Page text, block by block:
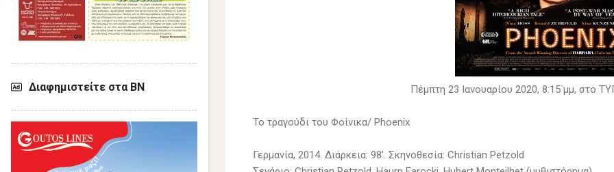
Πέμπτη 23 Ιανουαρίου 2020, 8:15΄μμ, στο
Το τραγούδι του Φοίνικα/ Phoenix
Γερμανία, 2014. Διάρκεια: 98'. Σκηνοθεσία: Christian Petzold
Διαφημιστείτε στα ΒΝ